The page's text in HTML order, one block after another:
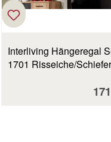
Interliving Hängeregal Serie
1701 Risseiche/Schiefer